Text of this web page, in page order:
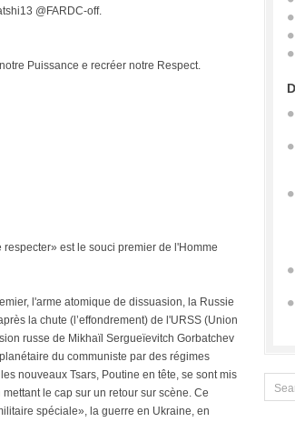
@FARDC-off.
Puissance e recréer notre Respect.
est le souci premier de l'Homme
l'arme atomique de dissuasion, la Russie
la chute (l’effondrement) de l'URSS (Union
russe de Mikhaïl Sergueïevitch Gorbatchev
du communiste par des régimes
nouveaux Tsars, Poutine en tête, se sont mis
le cap sur un retour sur scène. Ce
spéciale», la guerre en Ukraine, en